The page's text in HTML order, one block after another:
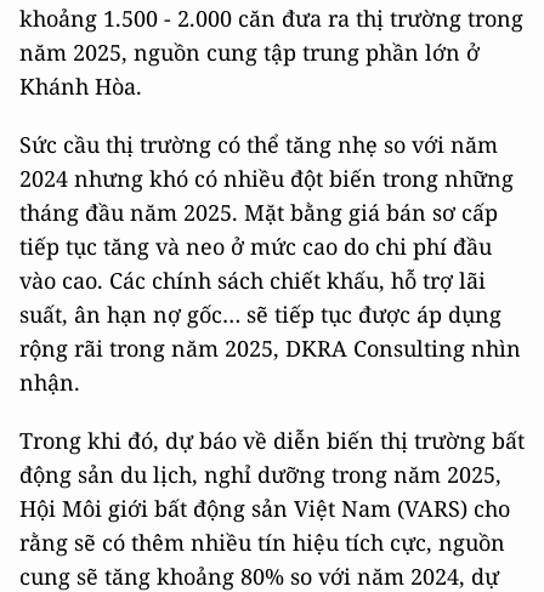
khoảng 1.500 - 2.000 căn đưa ra thị trường trong
năm 2025, nguồn cung tập trung phần lớn ở
Khánh Hòa.
Sức cầu thị trường có thể tăng nhẹ so với năm
2024 nhưng khó có nhiều đột biến trong những
tháng đầu năm 2025. Mặt bằng giá bán sơ cấp
tiếp tục tăng và neo ở mức cao do chi phí đầu
vào cao. Các chính sách chiết khấu, hỗ trợ lãi
suất, ân hạn nợ gốc… sẽ tiếp tục được áp dụng
rộng rãi trong năm 2025, DKRA Consulting nhìn
nhận.
Trong khi đó, dự báo về diễn biến thị trường bất
động sản du lịch, nghỉ dưỡng trong năm 2025,
Hội Môi giới bất động sản Việt Nam (VARS) cho
rằng sẽ có thêm nhiều tín hiệu tích cực, nguồn
cung sẽ tăng khoảng 80% so với năm 2024, dự